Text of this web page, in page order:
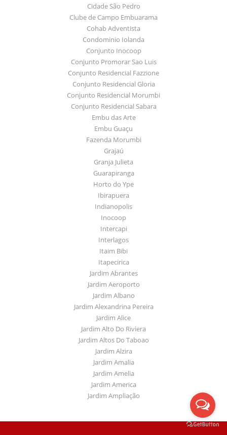
Cidade São Pedro
Clube de Campo Embuarama
Cohab Adventista
Condominio Iolanda
Conjunto Inocoop
Conjunto Promorar Sao Luis
Conjunto Residencial Fazzione
Conjunto Residencial Gloria
Conjunto Residencial Morumbi
Conjunto Residencial Sabara
Embu das Arte
Embu Guaçu
Fazenda Morumbi
Grajaú
Granja Julieta
Guarapiranga
Horto do Ype
Ibirapuera
Indianopolis
Inocoop
Intercapi
Interlagos
Itaim Bibi
Itapecirica
Jardim Abrantes
Jardim Aeroporto
Jardim Albano
Jardim Alexandrina Pereira
Jardim Alice
Jardim Alto Do Riviera
Jardim Altos Do Taboao
Jardim Alzira
Jardim Amalia
Jardim Amelia
Jardim America
Jardim Ampliação